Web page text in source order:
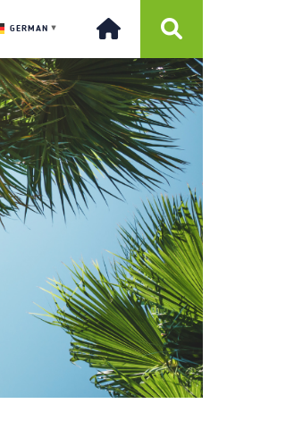
GERMAN ▼